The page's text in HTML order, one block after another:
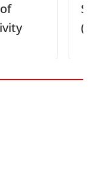
Song